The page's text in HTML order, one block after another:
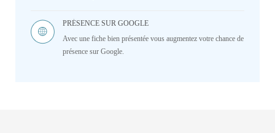
PRÉSENCE SUR GOOGLE
Avec une fiche bien présentée vous augmentez votre chance de
présence sur Google.